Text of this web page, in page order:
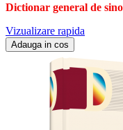
Dictionar general de
Vizualizare rapida
Adauga in cos